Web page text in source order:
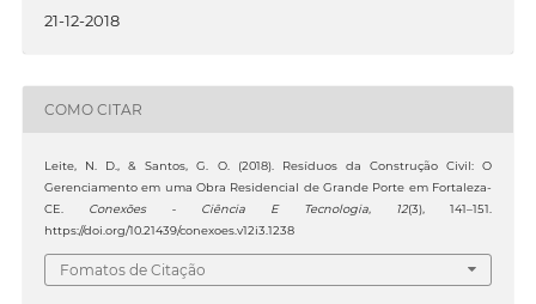
21-12-2018
COMO CITAR
Leite, N. D., & Santos, G. O. (2018). Resíduos da Construção Civil: O
Gerenciamento em uma Obra Residencial de Grande Porte em Fortaleza-
CE. Conexões - Ciência E Tecnologia, 12(3), 141–151.
https://doi.org/10.21439/conexoes.v12i3.1238
Fomatos de Citação